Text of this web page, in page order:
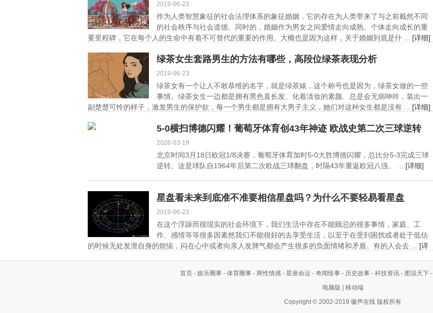
2019-06-23
作为人类智慧象征的社会法理体系的象征婚姻，它的存在为人类带来了与之前截然不同
的社会秩序与社会道德。同时的，婚姻作为男女之间爱情走向成熟、个体走向成长的重
要里程碑，它在每个人的生命中有着不可替代的重要的作用。大概也是因为这样，关于婚姻到底是什 ... [详细]
绿茶女生套路男生的方法有哪些，高段位绿茶表现分析
2019-06-23
绿茶女有一个让人不敢恭维的名字，就是绿茶婊，这个称号也是因为，绿茶女做的一些
事情。绿茶女生一边都是拥有黑色直长发、化着淡妆的素颜、总是会无病呻吟，装出一
副楚楚可怜的样子，激发男生的保护欲，每一个男生都是拥有大男子主义，她们对这种女生都是没有 ... [详细]
5-0横扫博德闪耀！葡萄牙体育创43年神迹 欧战史第二次三球逆转
2026-03-19
北京时间3月18日欧冠1/8决赛，葡萄牙体育加时5-0大胜博德闪耀，总比分5-3完成三球
逆转。这是球队自1964年后第二次欧战三球翻盘，时隔43年重返欧冠八强。 ... [详细]
星盘看未来到底准不准要相信星盘吗？为什么不要轻易看星盘
2019-06-23
在这个浮躁而很现实的社会环境下，我们生活中存在不能顾忌的很多事情，家庭、工
作、感情等等很多因素然我们不能很好的去享受生活，以至于在受到困扰或者处于低估
的时候无处发泄自身的烦恼，闷在心中或者向亲人发脾气都会产生很多的负面情绪和矛盾。有的人会去 ... [详
首页 - 娱乐圈事 - 体育圈事 - 两性情感 - 星座命运 - 奇闻怪事 - 历史故事 - 科技资讯 - 图说天下 -
电脑版
移动端
Copyright © 2002-2019 徽声在线 版权所有